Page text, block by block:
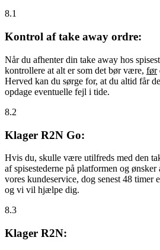
8.1
Kontrol af take away ordre:
Når du afhenter din take away hos
kontrollere at alt er som det bør være, før
Herved kan du sørge for, at du altid får
opdage eventuelle fejl i tide.
8.2
Klager R2N Go:
Hvis du, skulle være utilfreds med den
af spisestederne på platformen og
vores kundeservice, dog senest 48 timer
og vi vil hjælpe dig.
8.3
Klager R2N: